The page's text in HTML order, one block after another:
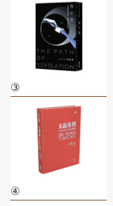
③
④